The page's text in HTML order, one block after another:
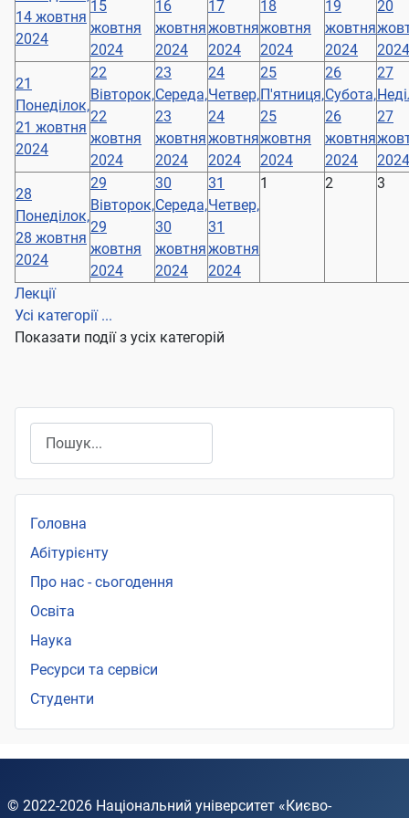
14 жовтня
2024
15
жовтня
2024
16
жовтня
2024
17
жовтня
2024
18
жовтня
2024
19
жовтня
2024
20
2024
21
Понеділок,
21 жовтня
2024
22
Вівторок,
22
жовтня
2024
23
Середа,
23
жовтня
2024
24
Четвер,
24
жовтня
2024
25
П'ятниця,
25
жовтня
2024
26
Субота,
26
жовтня
2024
27
27
2024
28
Понеділок,
28 жовтня
2024
29
Вівторок,
29
жовтня
2024
30
Середа,
30
жовтня
2024
31
Четвер,
31
жовтня
2024
1 2 3
Лекції
Усі категорії ...
Показати події з усіх категорій
Головна
Абітурієнту
Про нас - сьогодення
Освіта
Наука
Ресурси та сервіси
Студенти
© 2022-2026 Національний університет «Києво-